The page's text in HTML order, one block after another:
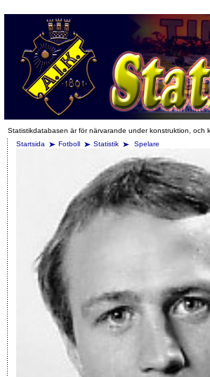
Statistikdatabasen är för närvarande under konstruktion, och
Startsida
Fotboll Statistik Spelare